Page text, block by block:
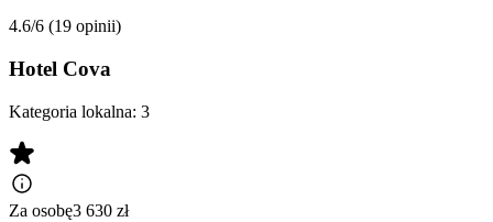
4.6/6 (19 opinii)
Hotel Cova
Kategoria lokalna: 3
Za osobę3 630 zł